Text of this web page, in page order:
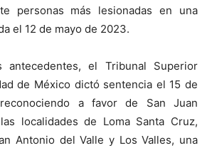
personas más lesionadas en una
el 12 de mayo de 2023.
el Tribunal Superior
de México dictó sentencia el 15 de
a favor de San Juan
localidades de Loma Santa Cruz,
Antonio del Valle y Los Valles, una